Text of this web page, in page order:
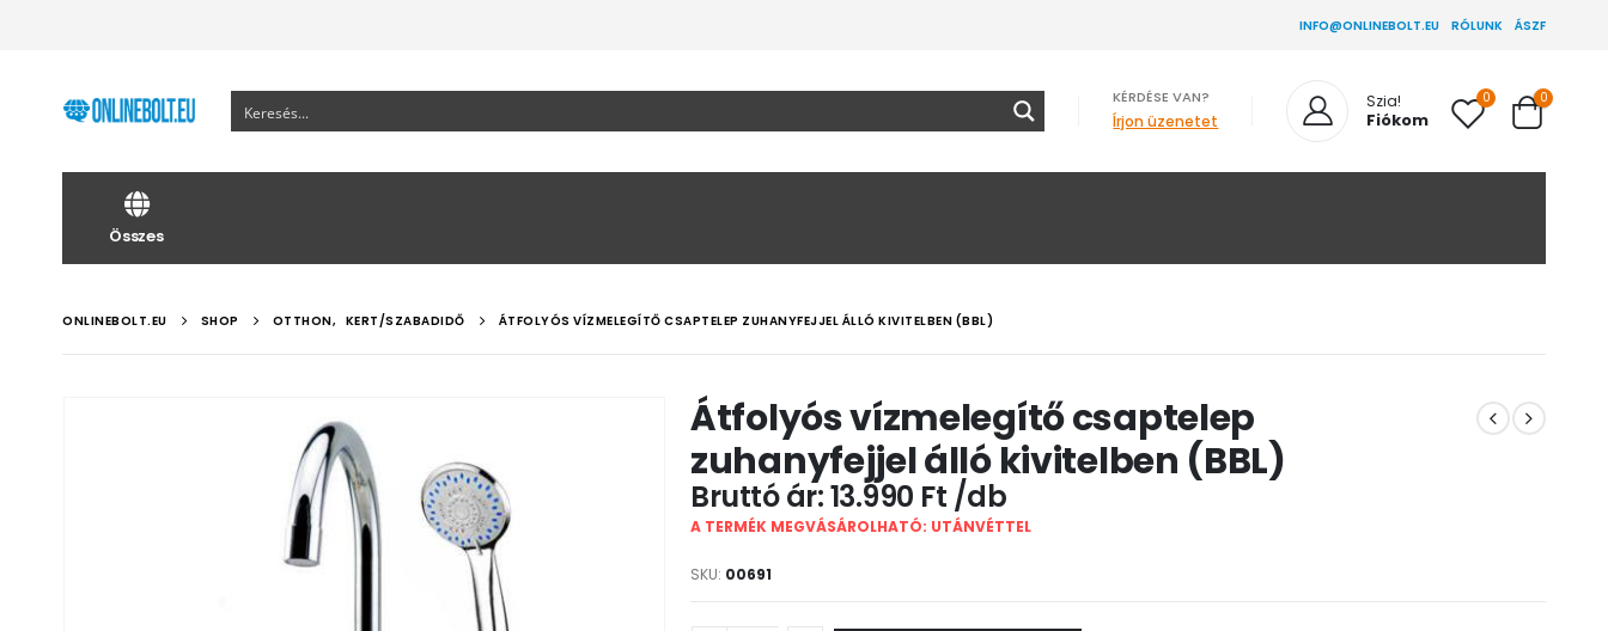
INFO@ONLINEBOLT.EU RÓLUNK ÁSZF
KÉRDÉSE VAN?
Írjon üzenetet
Szia!
Fiókom
0 0
Összes
ONLINEBOLT.EU SHOP OTTHON, KERT/SZABADIDŐ ÁTFOLYÓS VÍZMELEGÍTŐ CSAPTELEP ZUHANYFEJJEL ÁLLÓ KIVITELBEN (BBL)
Átfolyós vízmelegítő csaptelep
zuhanyfejjel álló kivitelben (BBL)
13.990 Ft
A TERMÉK MEGVÁSÁROLHATÓ: UTÁNVÉTTEL
SKU: 00691